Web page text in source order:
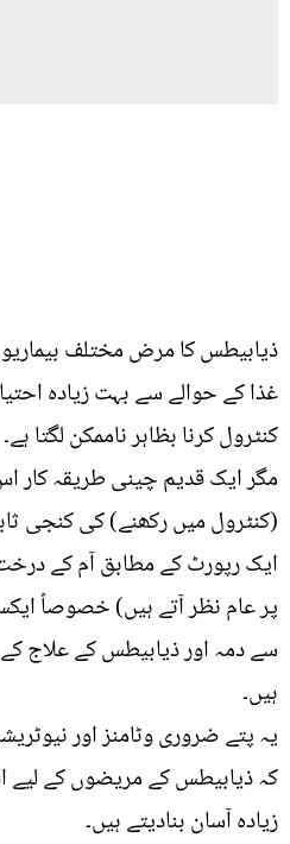
ذیابیطس کا مرض مختلف
غذا کے حوالے سے بہت زیادہ
کنٹرول کرنا بظاہر ناممکن لگتا ہے۔
مگر ایک قدیم چینی طریقہ کار
(کنٹرول میں رکھنے) کی کنجی
ایک رپورٹ کے مطابق آم کے
پر عام نظر آتے ہیں) خصوصاً
سے دمہ اور ذیابیطس کے علاج
ہیں۔
یہ پتے ضروری وٹامنز اور
کہ ذیابیطس کے مریضوں کے لیے
زیادہ آسان بنادیتے ہیں۔